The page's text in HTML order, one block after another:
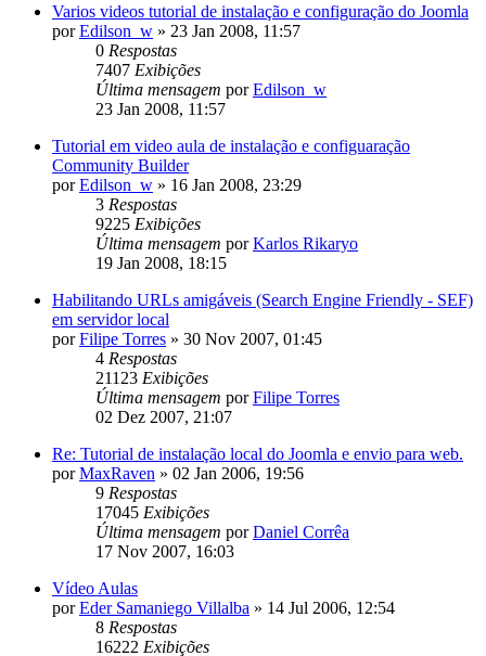
Varios videos tutorial de instalação e configuração do Joomla
porEdilson_w » 23 Jan 2008, 11:57
0 Respostas
7407 Exibições
Última mensagem porEdilson_w
23 Jan 2008, 11:57
Tutorial em video aula de instalação e configuaração
Community Builder
porEdilson_w » 16 Jan 2008, 23:29
3 Respostas
9225 Exibições
Última mensagem porKarlos Rikaryo
19 Jan 2008, 18:15
Habilitando URLs amigáveis (Search Engine Friendly - SEF)
em servidor local
porFilipe Torres » 30 Nov 2007, 01:45
4 Respostas
21123 Exibições
Última mensagem porFilipe Torres
02 Dez 2007, 21:07
Re: Tutorial de instalação local do Joomla e envio para web.
porMaxRaven » 02 Jan 2006, 19:56
9 Respostas
17045 Exibições
Última mensagem porDaniel Corrêa
17 Nov 2007, 16:03
Vídeo Aulas
porEder Samaniego Villalba » 14 Jul 2006, 12:54
8 Respostas
16222 Exibições